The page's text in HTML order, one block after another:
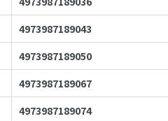
4973987189043
4973987189050
4973987189067
4973987189074